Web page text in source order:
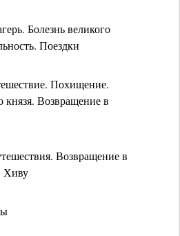
Болезнь великого
Поездки
Похищение.
князя. Возвращение в
Возвращение в
Хиву